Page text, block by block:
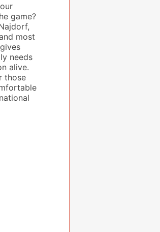
game?
most
needs
alive.
those